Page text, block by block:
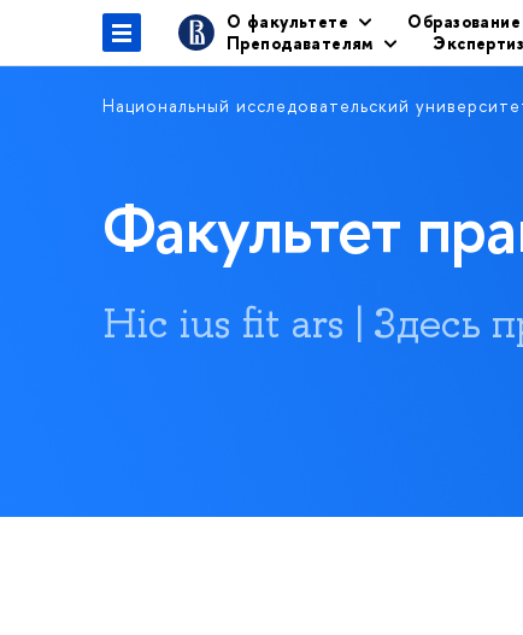
О факультете Образование
Преподавателям
Национальный исследовательский
Факультет
Hic ius fit ars | Здесь